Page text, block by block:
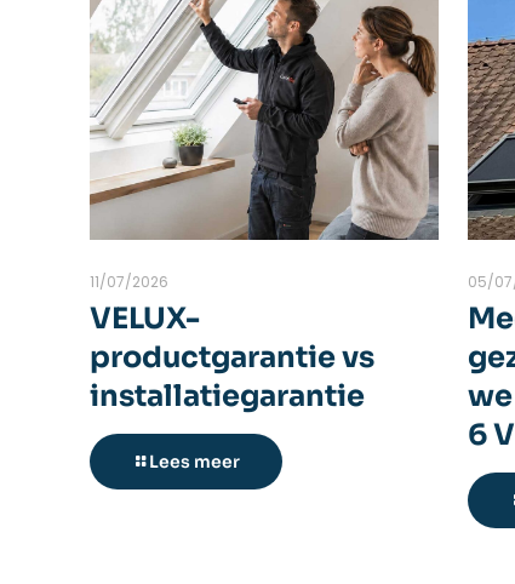
11/07/2026
VELUX-
productgarantie vs
installatiegarantie
Lees meer
05/
6